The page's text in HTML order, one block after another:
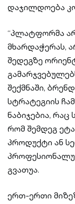
დაჯილდოება
“პლატფორმა
მხარდაჭერას,
შედეგზე
შექმნაში,
სტრატეგიის
ნაბიჯებია,
რომ შემდეგ
პროდუქტი ან
გვათუა.
ერთ-ერთი